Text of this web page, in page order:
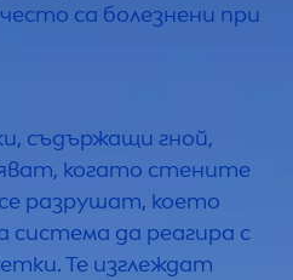
са болезнени при
съдържащи гной,
когато стените
разрушат, което
система да реагира с
Те изглеждат